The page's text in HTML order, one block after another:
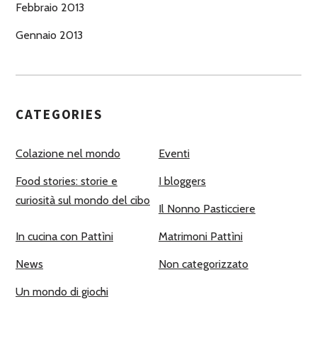
Febbraio 2013
Gennaio 2013
CATEGORIES
Colazione nel mondo Eventi
Food stories: storie e
curiosità sul mondo del cibo
I bloggers
Il Nonno Pasticciere
In cucina con Pattìni Matrimoni Pattìni
News Non categorizzato
Un mondo di giochi